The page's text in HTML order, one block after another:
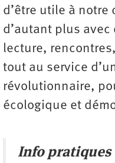
d’être utile à notre
d’autant plus
lecture,
tout au service
révolutionnaire,
écologique et
Info pratiques